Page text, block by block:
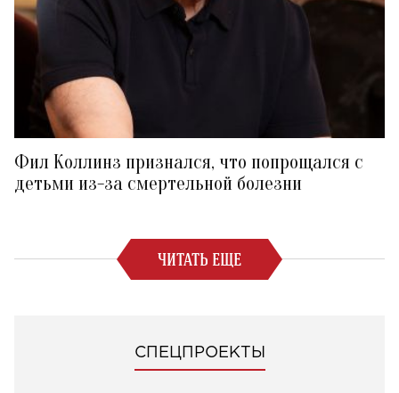
Фил Коллинз признался, что попрощался с
детьми из-за смертельной болезни
ЧИТАТЬ ЕЩЕ
СПЕЦПРОЕКТЫ